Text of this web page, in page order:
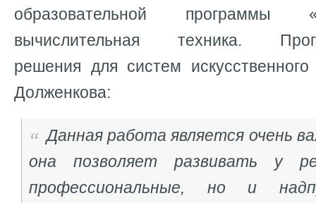
образовательной программы
вычислительная техника.
решения для систем
Долженкова:
Данная работа является очень
она позволяет развивать у
профессиональные, но и